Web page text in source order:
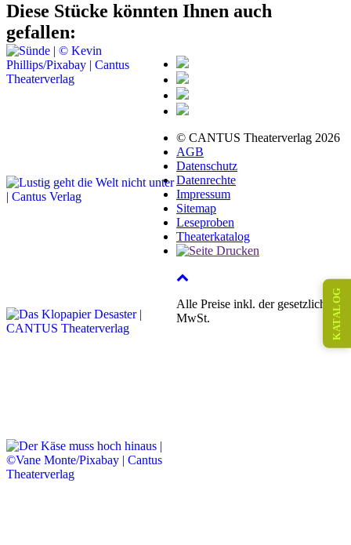
Diese Stücke könnten Ihnen auch
gefallen:
© CANTUS Theaterverlag 2026
AGB
Datenschutz
Datenrechte
Impressum
Sitemap
Leseproben
Theaterkatalog
Alle Preise inkl. der gesetzlichen
MwSt.
KATALOG